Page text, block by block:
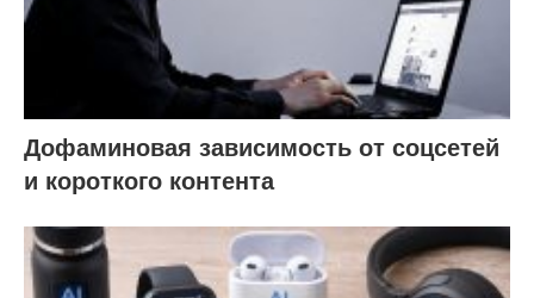
Дофаминовая зависимость от соцсетей
и короткого контента